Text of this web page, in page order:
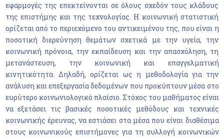
εφαρμογές της επεκτείνονται σε όλους σχεδόν τους κλάδους
της επιστήμης και της τεχνολογίας. Η κοινωνική στατιστική
ορίζεται από το περιεχόμενο του αντικειμένου της, που είναι η
ποσοτική διερεύνηση θεμάτων σχετικά με την υγεία, την
κοινωνική πρόνοια, την εκπαίδευση και την απασχόληση, τη
μετανάστευση, την κοινωνική και επαγγελματική
κινητικότητα. Δηλαδή, ορίζεται ως η μεθοδολογία για την
ανάλυση και επεξεργασία δεδομένων που προκύπτουν μέσα στο
ευρύτερο κοινωνιολογικό πλαίσιο. Στόχος του μαθήματος είναι
να εξετάσει τις βασικές ποσοτικές μεθόδους και τεχνικές
κοινωνικής έρευνας, να εστιάσει στα μέσα που είναι διαθέσιμα
στους κοινωνικούς επιστήμονες για τη συλλογή κοινωνικών